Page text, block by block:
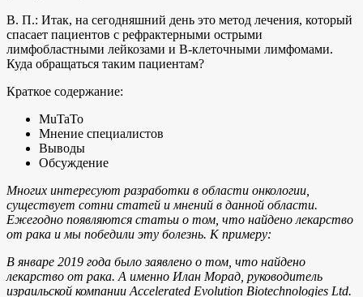
В. П.: Итак, на сегодняшний день это метод лечения, который
спасает пациентов с рефрактерными острыми
лимфобластными лейкозами и В-клеточными лимфомами.
Куда обращаться таким пациентам?
Краткое содержание:
MuTaTo
Мнение специалистов
Выводы
Обсуждение
Многих интересуют разработки в области онкологии,
существует сотни статей и мнений в данной области.
Ежегодно появляются статьи о том, что найдено лекарство
от рака и мы победили эту болезнь. К примеру:
В январе 2019 года было заявлено о том, что найдено
лекарство от рака. А именно Илан Морад, руководитель
израильской компании Accelerated Evolution Biotechnologies Ltd.